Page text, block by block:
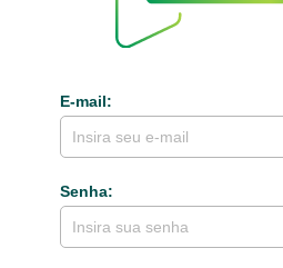
E-mail:
Senha: